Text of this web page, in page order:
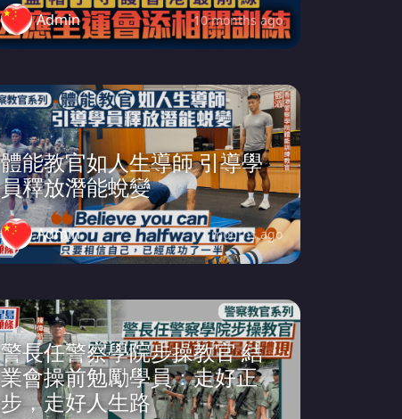
Admin 10 months ago
體能教官如人生導師 引導學
員釋放潛能蛻變
Admin 11 months ago
警長任警察學院步操教官 結
業會操前勉勵學員：走好正
步，走好人生路